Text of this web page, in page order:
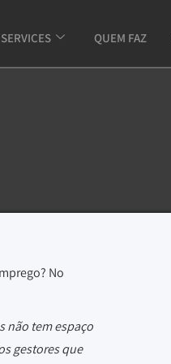
QUEM FAZ
No
não tem espaço
gestores que